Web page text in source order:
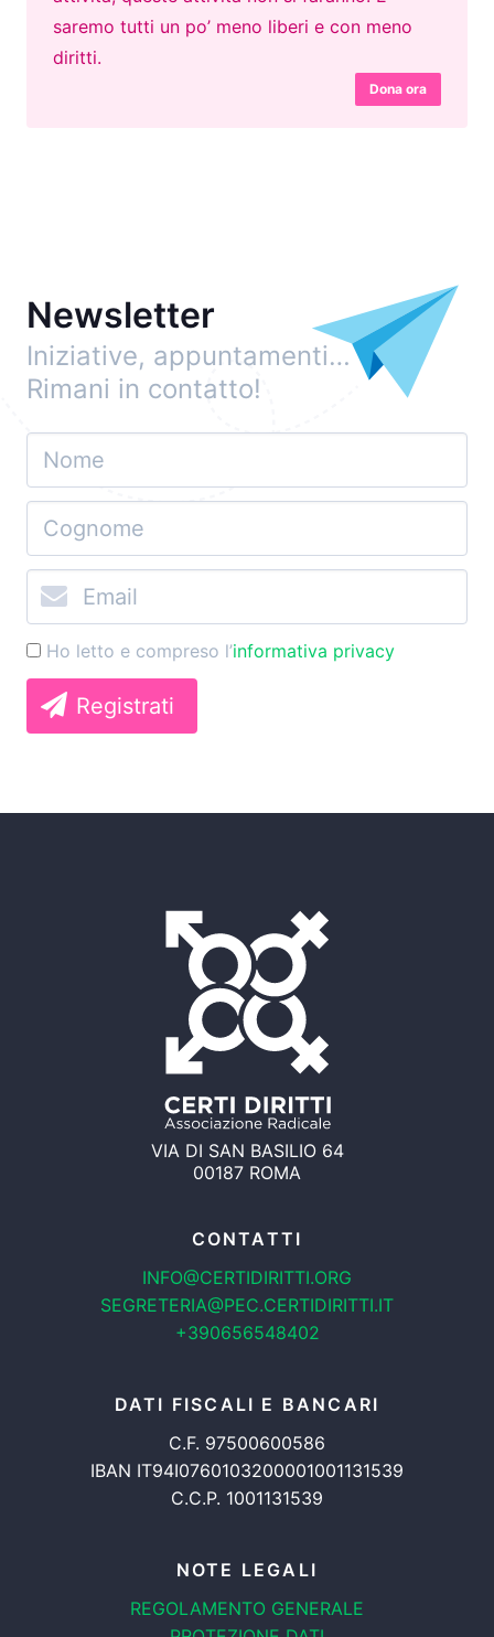
saremo tutti un po’ meno liberi e con meno
diritti.
Dona ora
Newsletter
Iniziative, appuntamenti…
Rimani in contatto!
Ho letto e compreso l’informativa privacy
Registrati
VIA DI SAN BASILIO 64
00187 ROMA
CONTATTI
INFO@CERTIDIRITTI.ORG
SEGRETERIA@PEC.CERTIDIRITTI.IT
+390656548402
DATI FISCALI E BANCARI
C.F. 97500600586
IBAN IT94I0760103200001001131539
C.C.P. 1001131539
NOTE LEGALI
REGOLAMENTO GENERALE